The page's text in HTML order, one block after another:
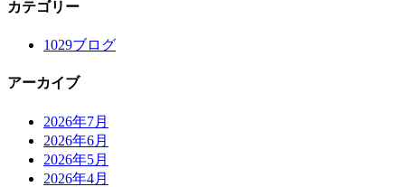
カテゴリー
1029ブログ
アーカイブ
2026年7月
2026年6月
2026年5月
2026年4月